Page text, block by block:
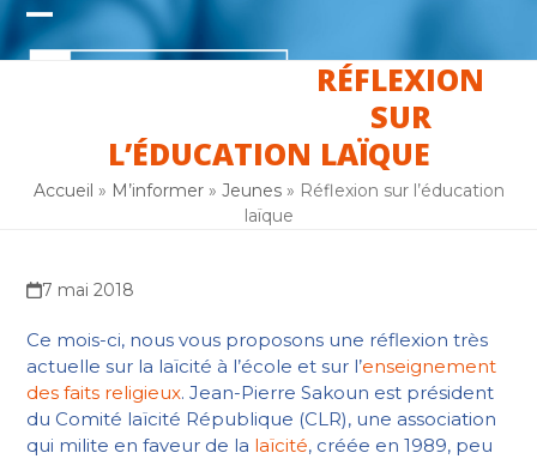
Skip
content
Open
Close
RÉFLEXION
SUR
L’ÉDUCATION LAÏQUE
Accueil » M’informer» Jeunes» Réflexion sur l’éducation
laïque
7 mai 2018
Ce mois-ci, nous vous proposons une réflexion très
actuelle sur la laïcité à l’école et sur l’enseignement
des faits religieux. Jean-Pierre Sakoun est président
du Comité laïcité République (CLR), une association
qui milite en faveur de la laïcité, créée en 1989, peu